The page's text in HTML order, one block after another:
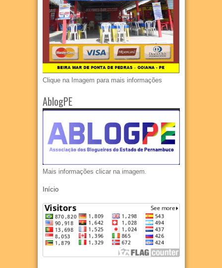
Clique na Imagem para mais informações
AblogPE
Mais informações clicar na imagem.
Início